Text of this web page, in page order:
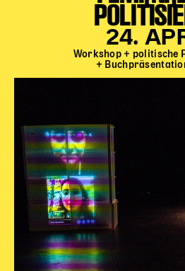
24.
Workshop + politische
+